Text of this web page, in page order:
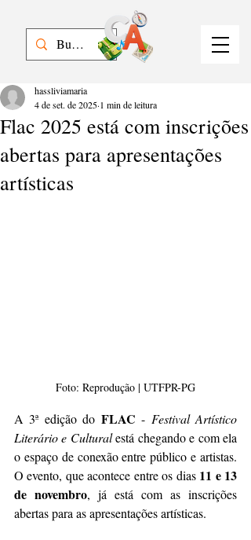
Flac 2025 está com inscrições
abertas para apresentações
artísticas
hassliviamaria
4 de set. de 2025 1 min de leitura
Foto: Reprodução | UTFPR-PG
A 3ª edição do FLAC - Festival Artístico
Literário e Cultural está chegando e com ela
o espaço de conexão entre público e artistas.
O evento, que acontece entre os dias 11 e 13
de novembro, já está com as inscrições
abertas para as apresentações artísticas.